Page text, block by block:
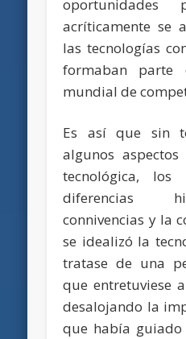
acríticamente se
las tecnologías
formaban parte
mundial de
Es así que sin
algunos
tecnológica, los
diferencias
connivencias y la
se idealizó la
tratase de una
que entretuviese
desalojando la
que había